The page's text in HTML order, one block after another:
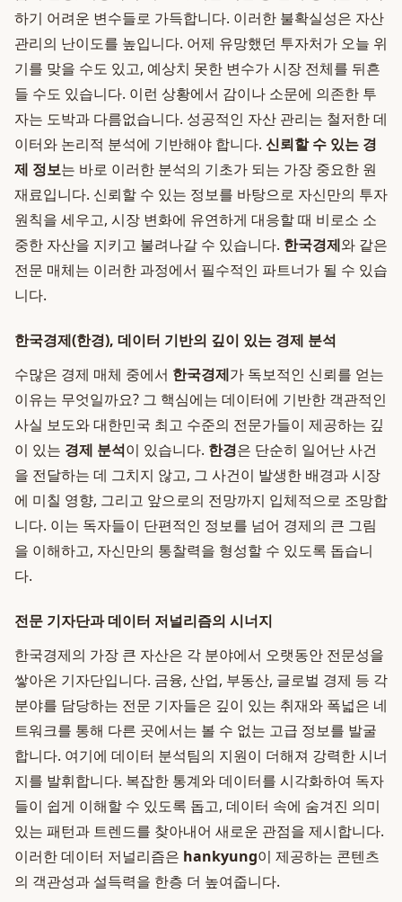
하기 어려운 변수들로 가득합니다. 이러한 불확실성은 자산
관리의 난이도를 높입니다. 어제 유망했던 투자처가 오늘 위
기를 맞을 수도 있고, 예상치 못한 변수가 시장 전체를 뒤흔
들 수도 있습니다. 이런 상황에서 감이나 소문에 의존한 투
자는 도박과 다름없습니다. 성공적인 자산 관리는 철저한 데
이터와 논리적 분석에 기반해야 합니다. 신뢰할 수 있는 경
제 정보는 바로 이러한 분석의 기초가 되는 가장 중요한 원
재료입니다. 신뢰할 수 있는 정보를 바탕으로 자신만의 투자
원칙을 세우고, 시장 변화에 유연하게 대응할 때 비로소 소
중한 자산을 지키고 불려나갈 수 있습니다. 한국경제와 같은
전문 매체는 이러한 과정에서 필수적인 파트너가 될 수 있습
니다.
한국경제(한경), 데이터 기반의 깊이 있는 경제 분석
수많은 경제 매체 중에서 한국경제가 독보적인 신뢰를 얻는
이유는 무엇일까요? 그 핵심에는 데이터에 기반한 객관적인
사실 보도와 대한민국 최고 수준의 전문가들이 제공하는 깊
이 있는 경제 분석이 있습니다. 한경은 단순히 일어난 사건
을 전달하는 데 그치지 않고, 그 사건이 발생한 배경과 시장
에 미칠 영향, 그리고 앞으로의 전망까지 입체적으로 조망합
니다. 이는 독자들이 단편적인 정보를 넘어 경제의 큰 그림
을 이해하고, 자신만의 통찰력을 형성할 수 있도록 돕습니
다.
전문 기자단과 데이터 저널리즘의 시너지
한국경제의 가장 큰 자산은 각 분야에서 오랫동안 전문성을
쌓아온 기자단입니다. 금융, 산업, 부동산, 글로벌 경제 등 각
분야를 담당하는 전문 기자들은 깊이 있는 취재와 폭넓은 네
트워크를 통해 다른 곳에서는 볼 수 없는 고급 정보를 발굴
합니다. 여기에 데이터 분석팀의 지원이 더해져 강력한 시너
지를 발휘합니다. 복잡한 통계와 데이터를 시각화하여 독자
들이 쉽게 이해할 수 있도록 돕고, 데이터 속에 숨겨진 의미
있는 패턴과 트렌드를 찾아내어 새로운 관점을 제시합니다.
이러한 데이터 저널리즘은 hankyung이 제공하는 콘텐츠
의 객관성과 설득력을 한층 더 높여줍니다.